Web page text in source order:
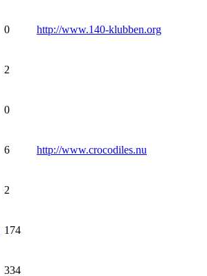
0 http://www.140-klubben.org
2
0
6 http://www.crocodiles.nu
2
174
334